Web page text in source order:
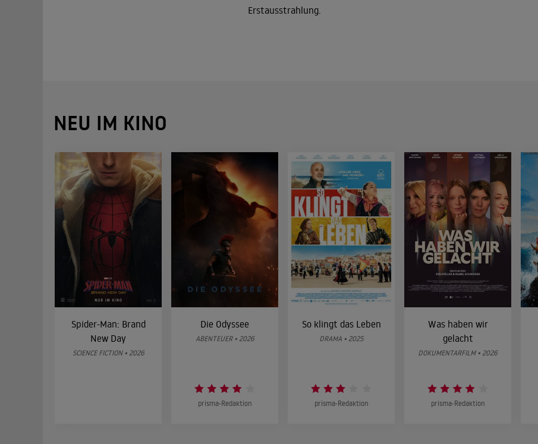
Erstausstrahlung.
NEU IM KINO
Spider-Man: Brand
New Day
SCIENCE FICTION • 2026
Die Odyssee
ABENTEUER • 2026
prisma-Redaktion
So klingt das Leben
DRAMA • 2025
prisma-Redaktion
Was haben wir
gelacht
DOKUMENTARFILM • 2026
prisma-Redaktion